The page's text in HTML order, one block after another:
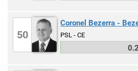
50
Coronel Bezerra -
PSL - CE